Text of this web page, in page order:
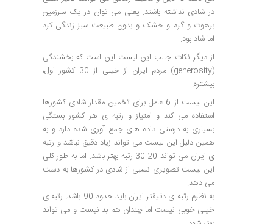
در شادی نداشته باشند. یعنی می توان در یک سرزمین
برهوت و گرم و خشک و بدون طبیعت سبز زندگی کرد
اما شاد بود.
از دیگر نکات جالب این لیست این است که بخشندگی
(generosity) مردم ایران از خیلی از 30 کشور اول،
بیشتره.
این لیست از 6 عامل برای تخمین مقدار شادی کشورها
استفاده می کند و امتیاز و رتبه ی هر کشور بستگی
بسیاری به درستی داده های جمع آوری شده دارد و به
همین دلیل این لیست می تواند زیاد دقیق نباشد و رتبه
ی ایران می تواند 20-30 رتبه بهتر باشد. اما به طور کلی
این لیست تصویری نسبی از شادی در کشورها به دست
می دهد.
به نظرم رتبه ی دقیقتر ایران باید حدود 90 باشد. رتبه ی
خیلی خوبی نیست اما چندان هم بد نیست و می تواند